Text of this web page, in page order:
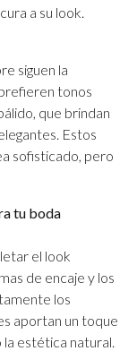
a su look.
siguen la
tonos
que brindan
Estos
sofisticado, pero
tu boda
el look
de encaje y los
los
aportan un toque
la estética natural.